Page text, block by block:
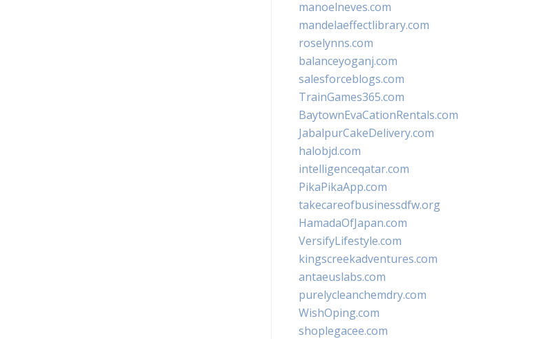
manoelneves.com
mandelaeffectlibrary.com
roselynns.com
balanceyoganj.com
salesforceblogs.com
TrainGames365.com
BaytownEvaCationRentals.com
JabalpurCakeDelivery.com
halobjd.com
intelligenceqatar.com
PikaPikaApp.com
takecareofbusinessdfw.org
HamadaOfJapan.com
VersifyLifestyle.com
kingscreekadventures.com
antaeuslabs.com
purelycleanchemdry.com
WishOping.com
shoplegacee.com